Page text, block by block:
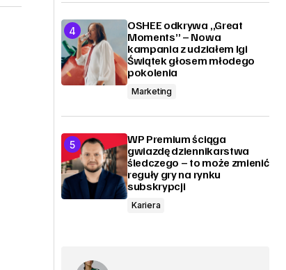
OSHEE odkrywa „Great
Moments” – Nowa
kampania z udziałem Igi
Świątek głosem młodego
pokolenia
Marketing
WP Premium ściąga
gwiazdę dziennikarstwa
śledczego – to może zmienić
reguły gry na rynku
subskrypcji
Kariera